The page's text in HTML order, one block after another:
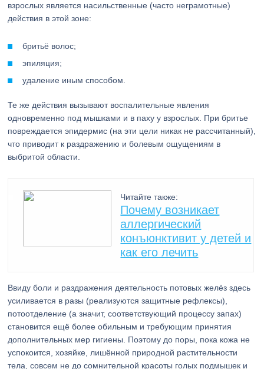
взрослых является насильственные (часто неграмотные)
действия в этой зоне:
бритьё волос;
эпиляция;
удаление иным способом.
Те же действия вызывают воспалительные явления
одновременно под мышками и в паху у взрослых. При бритье
повреждается эпидермис (на эти цели никак не рассчитанный),
что приводит к раздражению и болевым ощущениям в
выбритой области.
Читайте также:
Почему возникает
аллергический
конъюнктивит у детей и
как его лечить
Ввиду боли и раздражения деятельность потовых желёз здесь
усиливается в разы (реализуются защитные рефлексы),
потоотделение (а значит, соответствующий процессу запах)
становится ещё более обильным и требующим принятия
дополнительных мер гигиены. Поэтому до поры, пока кожа не
успокоится, хозяйке, лишённой природной растительности
тела, совсем не до сомнительной красоты голых подмышек и